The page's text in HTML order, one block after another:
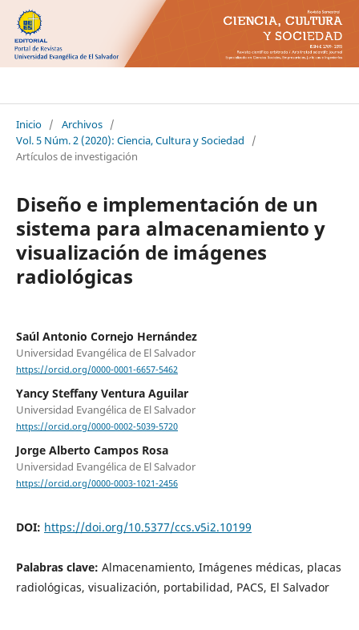
Inicio / Archivos /
Vol. 5 Núm. 2 (2020): Ciencia, Cultura y Sociedad
/
Artículos de investigación
Diseño e implementación de un
sistema para almacenamiento y
visualización de imágenes
radiológicas
Saúl Antonio Cornejo Hernández
Universidad Evangélica de El Salvador
https://orcid.org/0000-0001-6657-5462
Yancy Steffany Ventura Aguilar
Universidad Evangélica de El Salvador
https://orcid.org/0000-0002-5039-5720
Jorge Alberto Campos Rosa
Universidad Evangélica de El Salvador
https://orcid.org/0000-0003-1021-2456
DOI: https://doi.org/10.5377/ccs.v5i2.10199
Palabras clave: Almacenamiento, Imágenes médicas, placas
radiológicas, visualización, portabilidad, PACS, El Salvador